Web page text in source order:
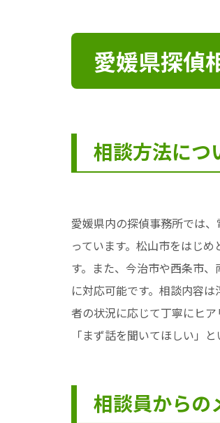
愛媛県探偵
相談方法につ
愛媛県内の探偵事務所では
っています。松山市をはじ
す。また、今治市や西条市
に対応可能です。相談内容
者の状況に応じて丁寧にヒ
「まず話を聞いてほしい」
相談員からの